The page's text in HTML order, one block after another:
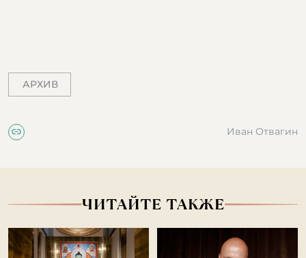
АРХИВ
Иван Отвагин
ЧИТАЙТЕ ТАКЖЕ